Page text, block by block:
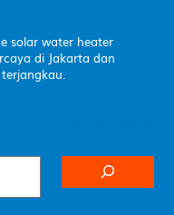
solar water heater
di Jakarta dan